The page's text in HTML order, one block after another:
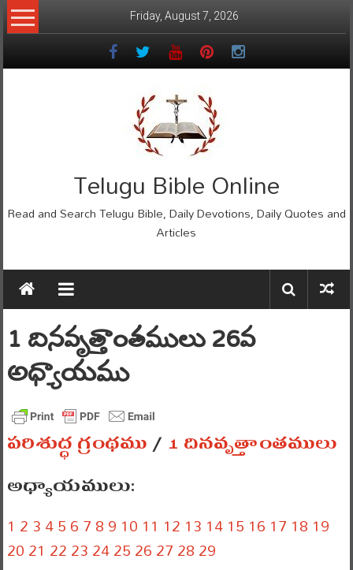
Skip
to
Friday, August 7, 2026
Telugu Bible Online
Read and Search Telugu Bible, Daily Devotions, Daily Quotes and
Articles
1 దినవృత్తాంతములు 26వ
అధ్యాయము
పరిశుద్ధ గ్రంథము/1 దినవృత్తాంతములు
అధ్యాయములు:
1 23456789 10 11 12 13 1415 16 17 18 19
2021 2223242526272829